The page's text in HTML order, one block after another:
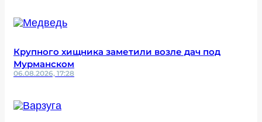
Крупного хищника заметили возле дач под
Мурманском
06.08.2026, 17:28